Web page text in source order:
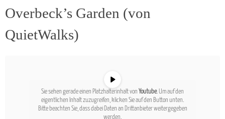
Overbeck’s Garden (von
QuietWalks)
Sie sehen gerade einen Platzhalterinhalt von Youtube. Um auf den
eigentlichen Inhalt zuzugreifen, klicken Sie auf den Button unten.
Bitte beachten Sie, dass dabei Daten an Drittanbieter weitergegeben
werden.